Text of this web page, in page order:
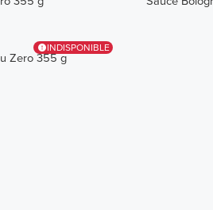
INDISPONIBLE
Zero 355 g